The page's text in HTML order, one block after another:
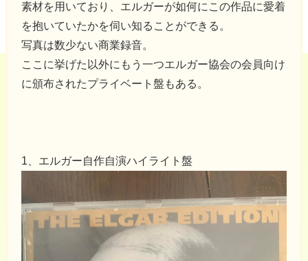
素材を用いており、エルガーが如何にこの作品に愛着
を抱いていたかを伺い知ることができる。
写真は数少ない商業録音。
ここに挙げた以外にもう一つエルガー協会の会員向け
に頒布されたプライベート盤もある。
1、エルガー自作自演ハイライト盤